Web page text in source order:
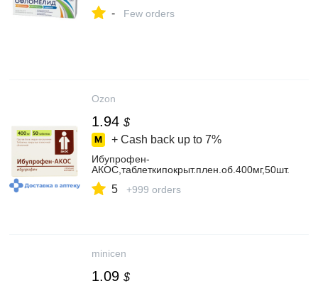
- Few orders
Ozon
1.94 $
+ Cash back up to 7%
Ибупрофен-
АКОС,таблеткипокрыт.плен.об.400мг,50шт.
5 +999 orders
minicen
1.09 $